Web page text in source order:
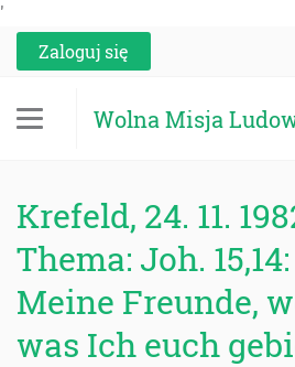
'
Zaloguj się
Wolna Misja
Krefeld, 24. 11.
Thema: Joh.
Meine Freunde,
was Ich euch